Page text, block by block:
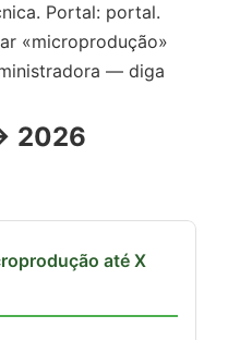
Portal: portal.
«microprodução»
— diga
2026
até X